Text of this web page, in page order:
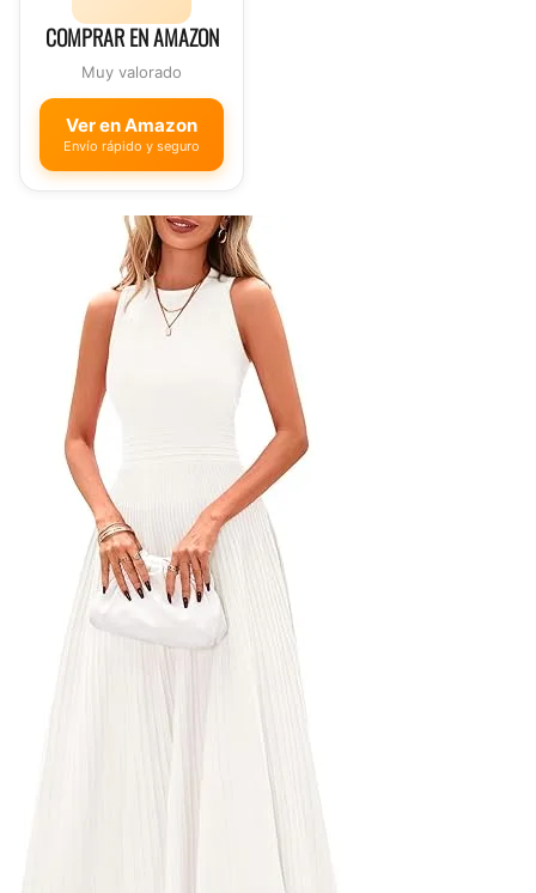
COMPRAR EN AMAZON
Muy valorado
Ver en Amazon
Envío rápido y seguro